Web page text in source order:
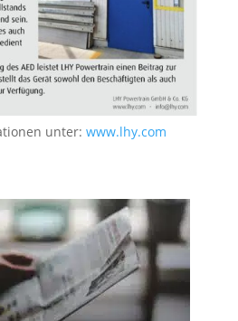
unter: www.lhy.com